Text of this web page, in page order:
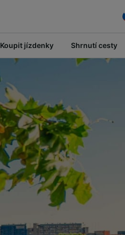
Koupit jízdenky Shrnutí cesty